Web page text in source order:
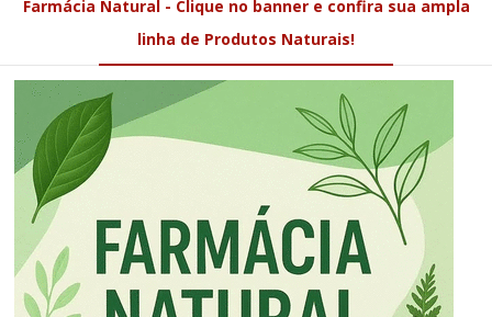
Farmácia Natural - Clique no banner e confira sua ampla
linha de Produtos Naturais!